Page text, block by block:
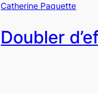
Catherine Paquette
Doubler